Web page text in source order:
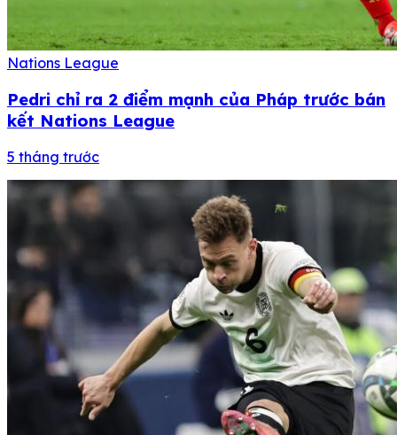
Nations League
Pedri chỉ ra 2 điểm mạnh của Pháp trước bán
kết Nations League
5 tháng trước